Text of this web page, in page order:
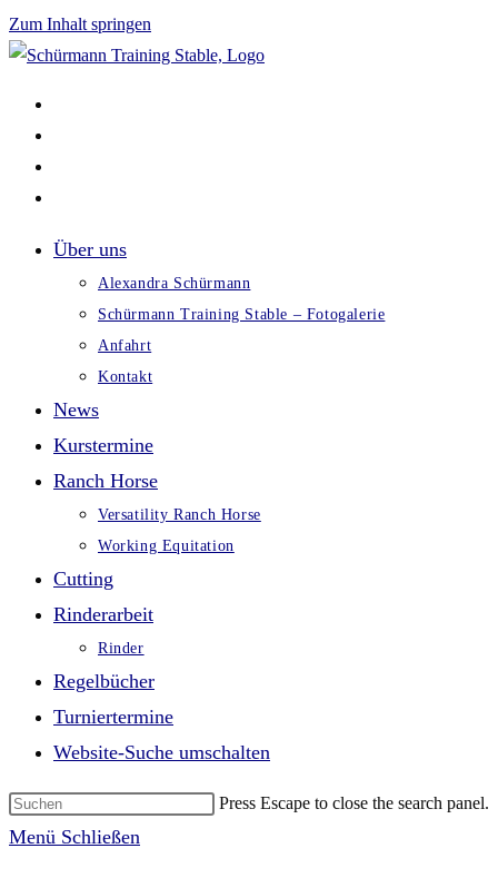
Zum Inhalt springen
Über uns
Alexandra Schürmann
Schürmann Training Stable – Fotogalerie
Anfahrt
Kontakt
News
Kurstermine
Ranch Horse
Versatility Ranch Horse
Working Equitation
Cutting
Rinderarbeit
Rinder
Regelbücher
Turniertermine
Website-Suche umschalten
Press Escape to close the search panel.
Menü Schließen